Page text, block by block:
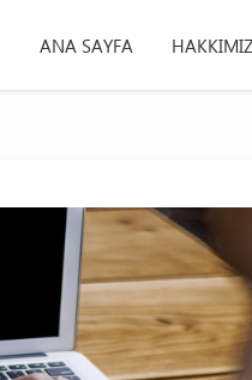
ANA SAYFA